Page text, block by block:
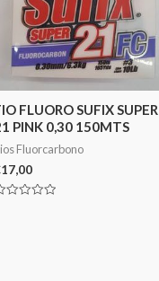
FLUORO SUFIX SUPER
PINK 0,30 150MTS
Fluorcarbono
17,00